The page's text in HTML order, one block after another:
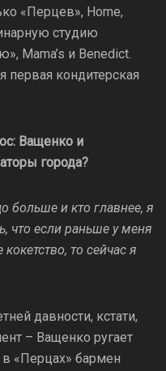
«Перцев», Home,
студию
Mama’s и Benedict.
первая кондитерская
Ващенко и
города?
больше и кто главнее, я
что если раньше у меня
то сейчас я
давности, кстати,
– Ващенко ругает
в «Перцах» бармен